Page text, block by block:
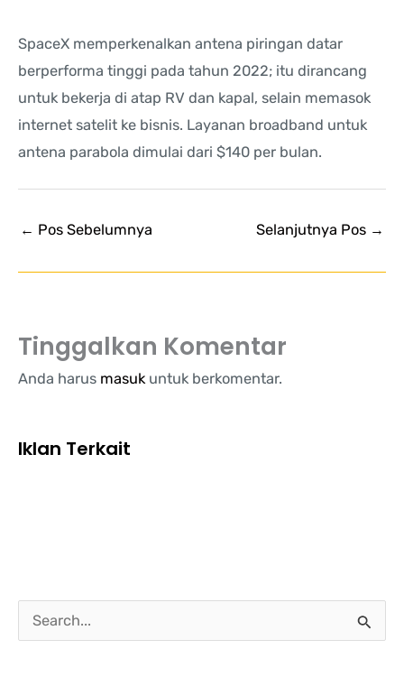
SpaceX memperkenalkan antena piringan datar
berperforma tinggi pada tahun 2022; itu dirancang
untuk bekerja di atap RV dan kapal, selain memasok
internet satelit ke bisnis. Layanan broadband untuk
antena parabola dimulai dari $140 per bulan.
← Pos Sebelumnya Selanjutnya Pos →
Tinggalkan Komentar
Anda harus masuk untuk berkomentar.
Iklan Terkait
a